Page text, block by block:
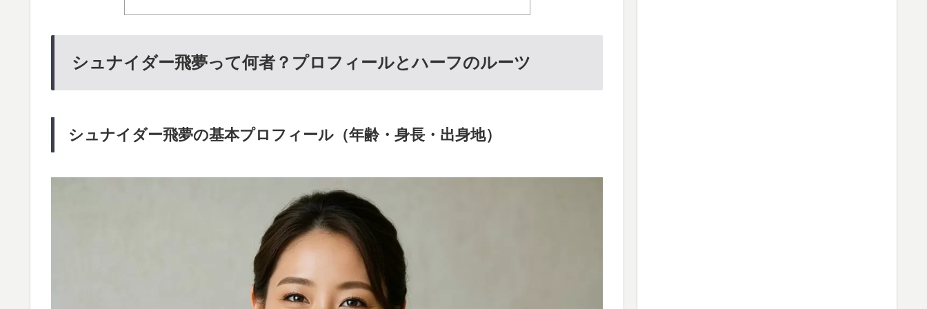
シュナイダー飛夢って何者？プロフィールとハーフのルーツ
シュナイダー飛夢の基本プロフィール（年齢・身長・出身地）